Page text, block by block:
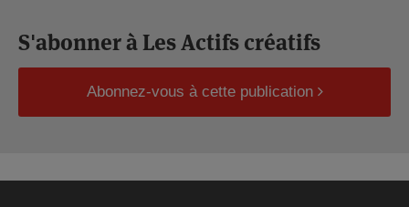
S'abonner à Les Actifs créatifs
Abonnez-vous à cette publication